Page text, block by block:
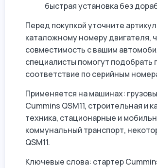
быстрая установка без
Перед покупкой уточните
каталожному номеру двигателя,
совместимость с вашим
специалисты помогут
соответствие по серийным
Применяется на машинах:
Cummins QSM11, строительная и
техника, стационарные и
коммунальный транспорт,
QSM11.
Ключевые слова: стартер